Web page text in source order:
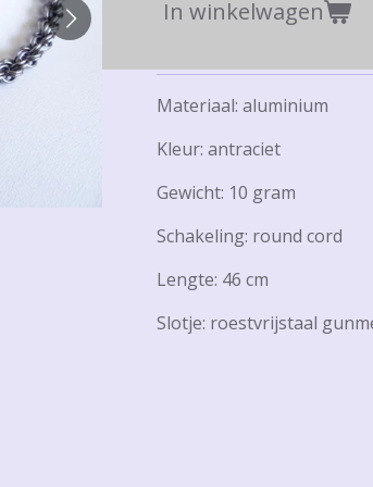
In winkelwagen
Materiaal: aluminium
Kleur: antraciet
Gewicht: 10 gram
Schakeling: round cord
Lengte: 46 cm
Slotje: roestvrijstaal